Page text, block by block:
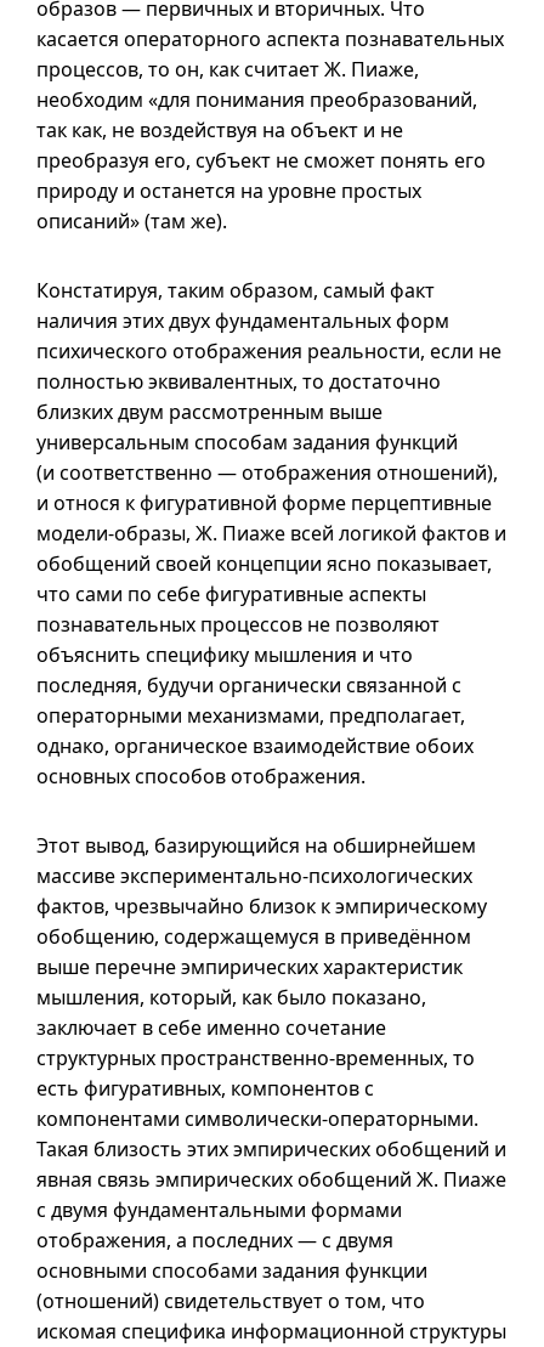
образов — первичных и вторичных. Что
касается операторного аспекта познавательных
процессов, то он, как считает Ж. Пиаже,
необходим «для понимания преобразований,
так как, не воздействуя на объект и не
преобразуя его, субъект не сможет понять его
природу и останется на уровне простых
описаний» (там же).
Констатируя, таким образом, самый факт
наличия этих двух фундаментальных форм
психического отображения реальности, если не
полностью эквивалентных, то достаточно
близких двум рассмотренным выше
универсальным способам задания функций
(и соответственно — отображения отношений),
и относя к фигуративной форме перцептивные
модели-образы, Ж. Пиаже всей логикой фактов и
обобщений своей концепции ясно показывает,
что сами по себе фигуративные аспекты
познавательных процессов не позволяют
объяснить специфику мышления и что
последняя, будучи органически связанной с
операторными механизмами, предполагает,
однако, органическое взаимодействие обоих
основных способов отображения.
Этот вывод, базирующийся на обширнейшем
массиве экспериментально-психологических
фактов, чрезвычайно близок к эмпирическому
обобщению, содержащемуся в приведённом
выше перечне эмпирических характеристик
мышления, который, как было показано,
заключает в себе именно сочетание
структурных пространственно-временных, то
есть фигуративных, компонентов с
компонентами символически-операторными.
Такая близость этих эмпирических обобщений и
явная связь эмпирических обобщений Ж. Пиаже
с двумя фундаментальными формами
отображения, а последних — с двумя
основными способами задания функции
(отношений) свидетельствует о том, что
искомая специфика информационной структуры